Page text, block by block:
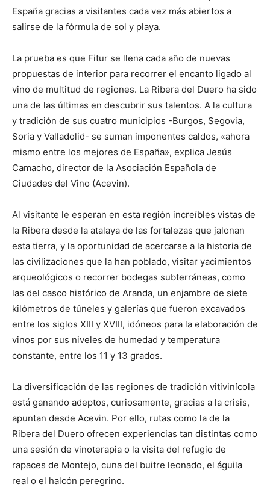
España gracias a visitantes cada vez más abiertos a
salirse de la fórmula de sol y playa.
La prueba es que Fitur se llena cada año de nuevas
propuestas de interior para recorrer el encanto ligado al
vino de multitud de regiones. La Ribera del Duero ha sido
una de las últimas en descubrir sus talentos. A la cultura
y tradición de sus cuatro municipios -Burgos, Segovia,
Soria y Valladolid- se suman imponentes caldos, «ahora
mismo entre los mejores de España», explica Jesús
Camacho, director de la Asociación Española de
Ciudades del Vino (Acevin).
Al visitante le esperan en esta región increíbles vistas de
la Ribera desde la atalaya de las fortalezas que jalonan
esta tierra, y la oportunidad de acercarse a la historia de
las civilizaciones que la han poblado, visitar yacimientos
arqueológicos o recorrer bodegas subterráneas, como
las del casco histórico de Aranda, un enjambre de siete
kilómetros de túneles y galerías que fueron excavados
entre los siglos XIII y XVIII, idóneos para la elaboración de
vinos por sus niveles de humedad y temperatura
constante, entre los 11 y 13 grados.
La diversificación de las regiones de tradición vitivinícola
está ganando adeptos, curiosamente, gracias a la crisis,
apuntan desde Acevin. Por ello, rutas como la de la
Ribera del Duero ofrecen experiencias tan distintas como
una sesión de vinoterapia o la visita del refugio de
rapaces de Montejo, cuna del buitre leonado, el águila
real o el halcón peregrino.